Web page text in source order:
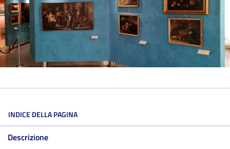
INDICE DELLA PAGINA
Descrizione